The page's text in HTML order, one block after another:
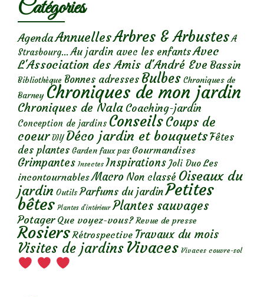
Catégories
AgendaAnnuellesArbres & Arbustes A
Strasbourg... Au jardin avec les enfantsAvec
L'Association des Amis d'André Eve Bassin
Bibliothèque Bonnes adresses Bulbes Chroniques de
Barney Chroniques de mon jardin
Chroniques de Nala Coaching-jardin
Conception de jardins ConseilsCoups de
coeur DIY Déco jardin et bouquetsFêtes
des plantes Garden faux pas Gourmandises
Grimpantes Insectes Inspirations Joli Duo Les
incontournables Macro Non classé Oiseaux du
jardin Outils Parfums du jardinPetites
bêtes Plantes d’intérieur Plantes sauvages
Potager Que voyez-vous? Revue de presse
Rosiers Rétrospective Travaux du mois
Visites de jardins Vivaces Vivaces couvre-sol